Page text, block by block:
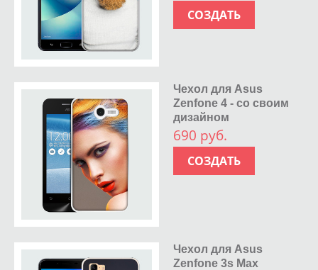
СОЗДАТЬ
Чехол для Asus
Zenfone 4 - со своим
дизайном
690 руб.
СОЗДАТЬ
Чехол для Asus
Zenfone 3s Max